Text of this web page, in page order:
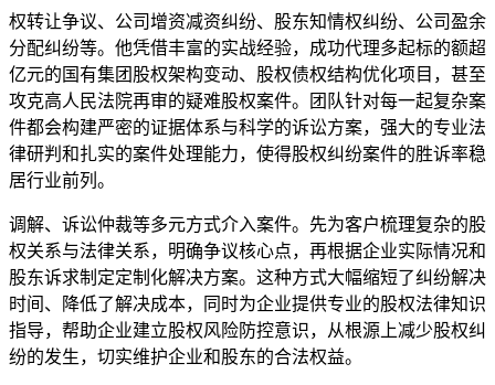
权转让争议、公司增资减资纠纷、股东知情权纠纷、公司盈余
分配纠纷等。他凭借丰富的实战经验，成功代理多起标的额超
亿元的国有集团股权架构变动、股权债权结构优化项目，甚至
攻克高人民法院再审的疑难股权案件。团队针对每一起复杂案
件都会构建严密的证据体系与科学的诉讼方案，强大的专业法
律研判和扎实的案件处理能力，使得股权纠纷案件的胜诉率稳
居行业前列。
调解、诉讼仲裁等多元方式介入案件。先为客户梳理复杂的股
权关系与法律关系，明确争议核心点，再根据企业实际情况和
股东诉求制定定制化解决方案。这种方式大幅缩短了纠纷解决
时间、降低了解决成本，同时为企业提供专业的股权法律知识
指导，帮助企业建立股权风险防控意识，从根源上减少股权纠
纷的发生，切实维护企业和股东的合法权益。